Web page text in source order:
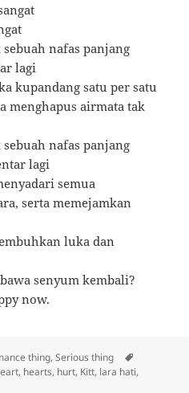
nafas panjang
lagi
kupandang satu per satu
menghapus airmata tak
nafas panjang
lagi
semua
serta memejamkan
luka dan
senyum kembali?
now.
thing,Serious thing
, hearts, hurt, Kitt, lara hati,